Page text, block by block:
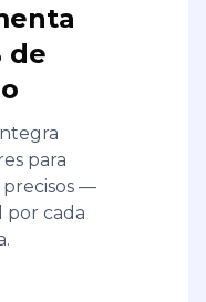
de
para
precisos —
por cada